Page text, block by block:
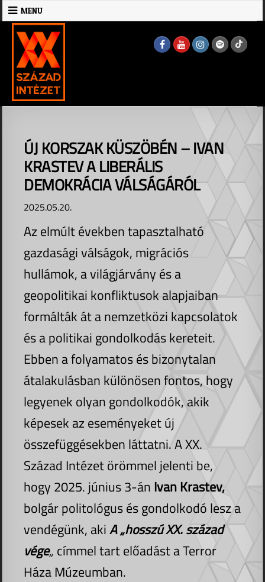
Skip
to
content
MENU
ÚJ KORSZAK KÜSZÖBÉN – IVAN
KRASTEV A LIBERÁLIS
DEMOKRÁCIA VÁLSÁGÁRÓL
2025.05.20.
Az elmúlt években tapasztalható
gazdasági válságok, migrációs
hullámok, a világjárvány és a
geopolitikai konfliktusok alapjaiban
formálták át a nemzetközi kapcsolatok
és a politikai gondolkodás kereteit.
Ebben a folyamatos és bizonytalan
átalakulásban különösen fontos, hogy
legyenek olyan gondolkodók, akik
képesek az eseményeket új
összefüggésekben láttatni. A XX.
Század Intézet örömmel jelenti be,
hogy 2025. június 3-án Ivan Krastev,
bolgár politológus és gondolkodó lesz a
vendégünk, akiA „hosszú XX. század
vége„ címmel tart előadást a Terror
Háza Múzeumban.